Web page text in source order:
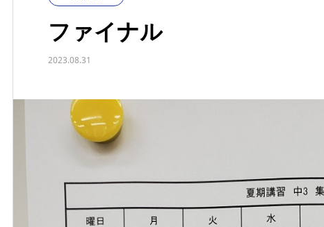
ファイナル
2023.08.31